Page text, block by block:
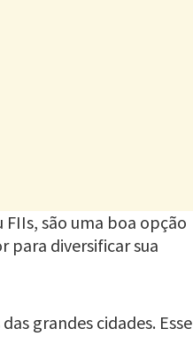
são uma boa opção
para diversificar sua
grandes cidades. Esse